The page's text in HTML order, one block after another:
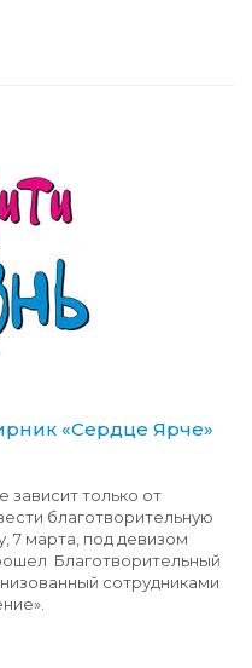
«Сердце Ярче»
только от
благотворительную
7 марта, под девизом
Благотворительный
сотрудниками